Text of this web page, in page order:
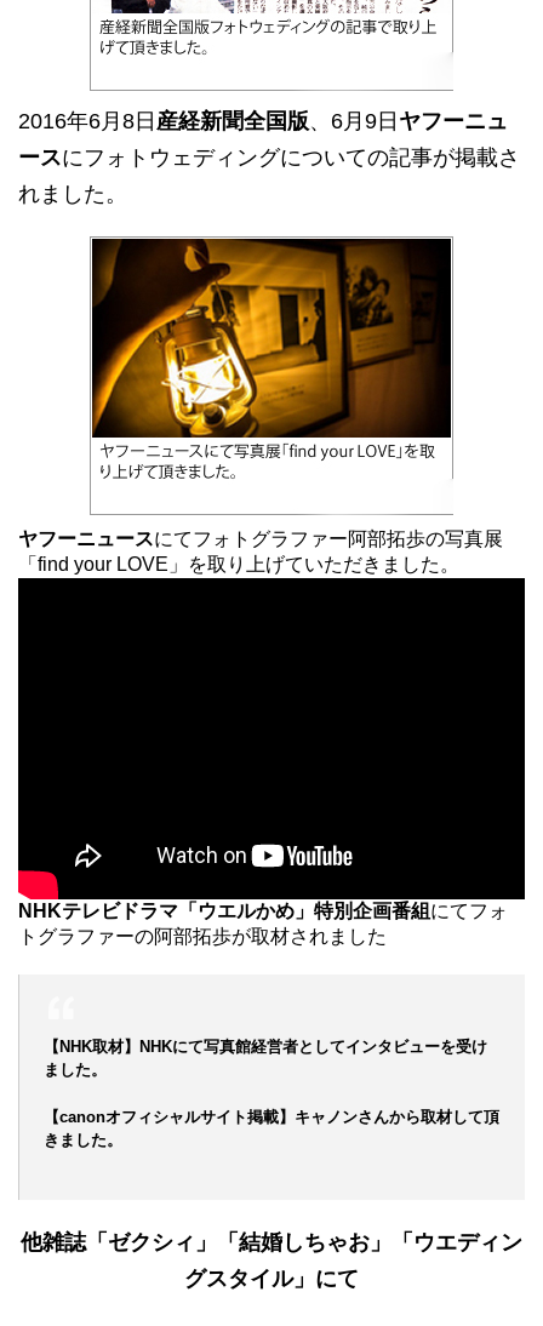
2016年6月8日 産経新聞全国版、6月9日 ヤフーニュ
ースにフォトウェディングについての記事が掲載さ
れました。
ヤフーニュースにてフォトグラファー阿部拓歩の写真展
「find your LOVE」を取り上げていただきました。
NHKテレビドラマ「ウエルかめ」特別企画番組 にてフォ
トグラファーの阿部拓歩が取材されました
【NHK取材】NHKにて写真館経営者としてインタビューを受け
ました。
【canonオフィシャルサイト掲載】キャノンさんから取材して頂
きました。
他雑誌「ゼクシィ」「結婚しちゃお」「ウエディン
グスタイル」にて